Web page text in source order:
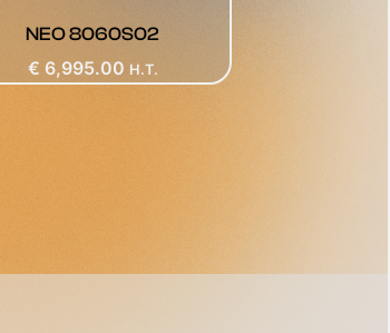
NEO 8060S02
€ 6,995.00 H.T.